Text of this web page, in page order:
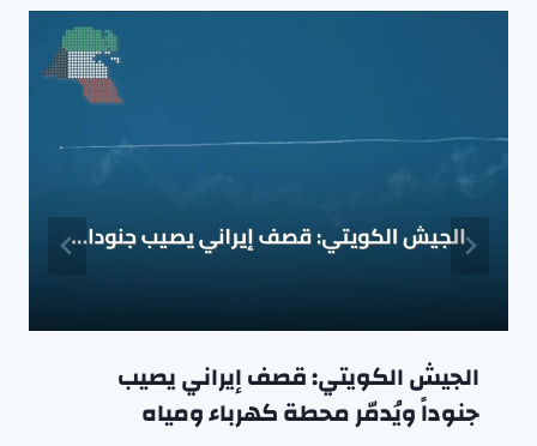
الجيش الكويتي: قصف إيراني يصيب
جنوداً ويُدمّر محطة كهرباء ومياه